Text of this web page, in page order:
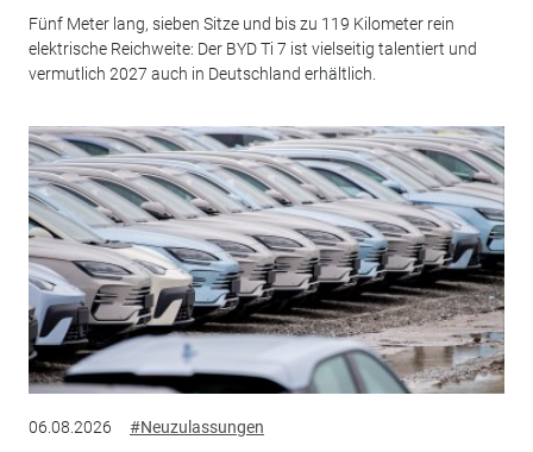
Fünf Meter lang, sieben Sitze und bis zu 119 Kilometer rein
elektrische Reichweite: Der BYD Ti 7 ist vielseitig talentiert und
vermutlich 2027 auch in Deutschland erhältlich.
06.08.2026 #Neuzulassungen